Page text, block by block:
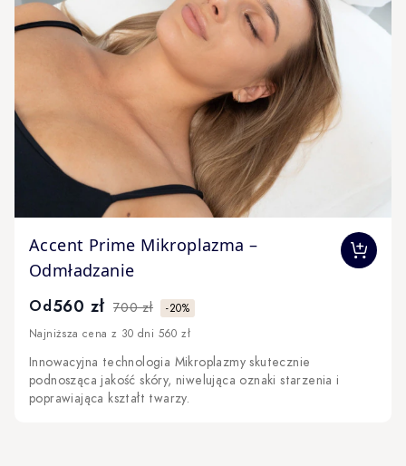
Accent Prime Mikroplazma –
Odmładzanie
The price depends on the options chosen on the
Od560 zł 700 zł
-20%
Najniższa cena z 30 dni 560 zł
Innowacyjna technologia Mikroplazmy skutecznie
podnosząca jakość skóry, niwelująca oznaki starzenia i
poprawiająca kształt twarzy.